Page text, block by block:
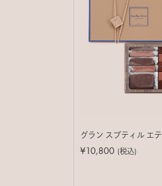
グラン スブティル エテ
¥10,800 (税込)